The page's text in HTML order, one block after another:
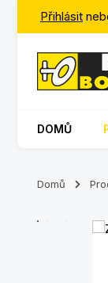
na hlavní obsah
Přeskočit na
Přeskočit na
Přihlásit
DOMŮ
Domů
Přeskočit